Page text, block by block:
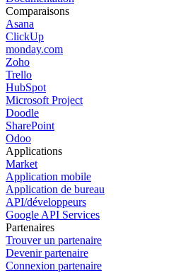
Comparaisons
Asana
ClickUp
monday.com
Zoho
Trello
HubSpot
Microsoft Project
Doodle
SharePoint
Odoo
Applications
Market
Application mobile
Application de bureau
API/développeurs
Google API Services
Partenaires
Trouver un partenaire
Devenir partenaire
Connexion partenaire